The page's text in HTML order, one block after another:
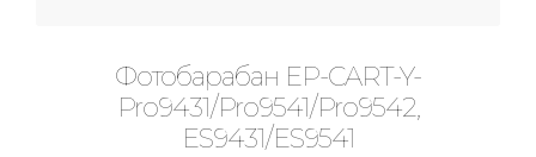
Фотобарабан EP-CART-Y-
Pro9431/Pro9541/Pro9542,
ES9431/ES9541